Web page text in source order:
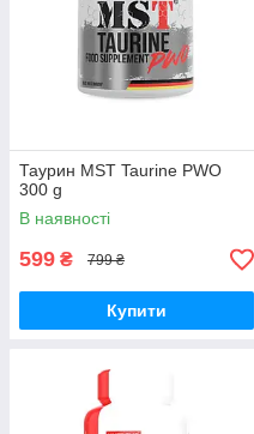
Таурин MST Taurine PWO
300 g
В наявності
599 ₴ 799 ₴
Купити